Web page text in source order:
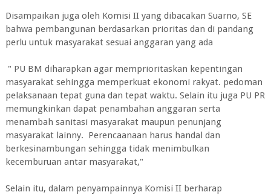
Disampaikan juga oleh Komisi II yang dibacakan Suarno, SE
bahwa pembangunan berdasarkan prioritas dan di pandang
perlu untuk masyarakat sesuai anggaran yang ada
" PU BM diharapkan agar memprioritaskan kepentingan
masyarakat sehingga memperkuat ekonomi rakyat. pedoman
pelaksanaan tepat guna dan tepat waktu. Selain itu juga PU PR
memungkinkan dapat penambahan anggaran serta
menambah sanitasi masyarakat maupun penunjang
masyarakat lainny. Perencaanaan harus handal dan
berkesinambungan sehingga tidak menimbulkan
kecemburuan antar masyarakat,"
Selain itu, dalam penyampainnya Komisi II berharap